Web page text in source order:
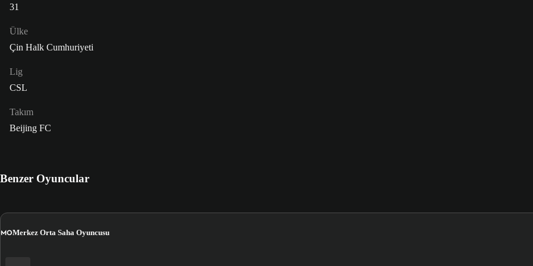
31
Ülke
Çin Halk Cumhuriyeti
Lig
CSL
Takım
Beijing FC
Benzer Oyuncular
MOMerkez Orta Saha Oyuncusu